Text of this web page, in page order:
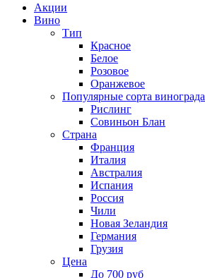
Акции
Вино
Тип
Красное
Белое
Розовое
Оранжевое
Популярные сорта винограда
Рислинг
Совиньон Блан
Страна
Франция
Италия
Австралия
Испания
Россия
Чили
Новая Зеландия
Германия
Грузия
Цена
До 700 руб